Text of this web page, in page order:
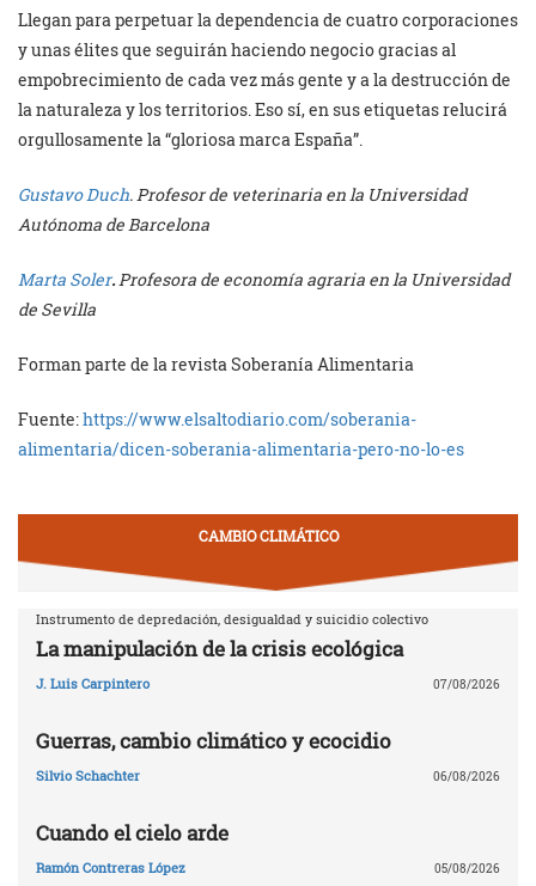
Llegan para perpetuar la dependencia de cuatro corporaciones
y unas élites que seguirán haciendo negocio gracias al
empobrecimiento de cada vez más gente y a la destrucción de
la naturaleza y los territorios. Eso sí, en sus etiquetas relucirá
orgullosamente la “gloriosa marca España”.
Gustavo Duch. Profesor de veterinaria en la Universidad
Autónoma de Barcelona
Marta Soler.Profesora de economía agraria en la Universidad
de Sevilla
Forman parte de la revista Soberanía Alimentaria
Fuente:https://www.elsaltodiario.com/soberania-
alimentaria/dicen-soberania-alimentaria-pero-no-lo-es
CAMBIO CLIMÁTICO
Instrumento de depredación, desigualdad y suicidio colectivo
La manipulación de la crisis ecológica
J. Luis Carpintero 07/08/2026
Guerras, cambio climático y ecocidio
Silvio Schachter 06/08/2026
Cuando el cielo arde
Ramón Contreras López 05/08/2026